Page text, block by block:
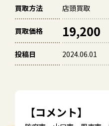
買取方法 店頭買取
買取価格 19,200
投稿日 2024.06.01
【コメント】